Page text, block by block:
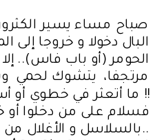
صباح مساء يسير
البال دخولا و خروجا إلى
الحومر (أو باب فاس).. إلا
مرتجفا، يتشوك لحمي
ما أتعثر في خطوي أو أسقط من دراجتي !!
فسلام على من دخلوا أو
بالسلاسل و اﻷغلال من مطمورة اﻷسرى..